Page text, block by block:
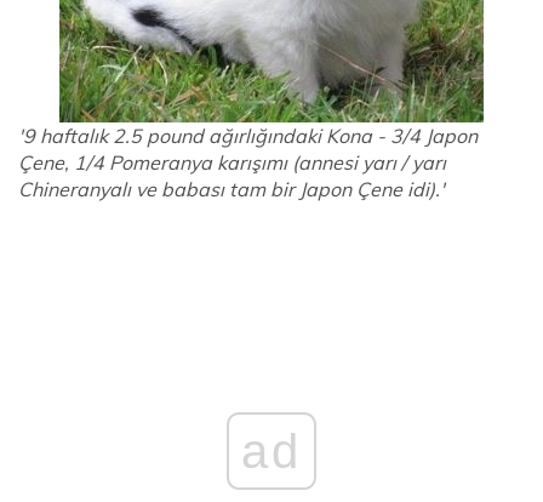
'9 haftalık 2.5 pound ağırlığındaki Kona - 3/4 Japon
Çene, 1/4 Pomeranya karışımı (annesi yarı / yarı
Chineranyalı ve babası tam bir Japon Çene idi).'
ad